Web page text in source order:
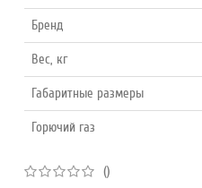
Бренд
Вес, кг
Габаритные размеры
Горючий газ
()